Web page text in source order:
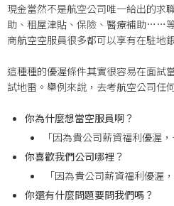
現金當然不是航空公司唯一給出的求
助、租屋津貼、保險、醫療補助……
商航空空服員很多都可以享有在駐地
這種種的優渥條件其實很容易在面試
試地雷。舉例來說，去考航空公司任
你為什麼想當空服員啊？
「因為貴公司薪資福利優渥，
你喜歡我們公司哪裡？
「因為貴公司薪資福利優渥
你還有什麼問題要問我們嗎？